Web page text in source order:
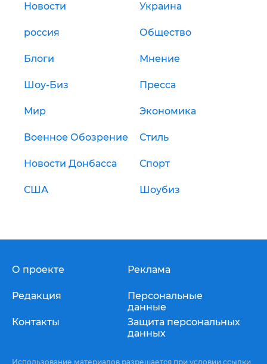
Новости Украина
россия Общество
Блоги Мнение
Шоу-Биз Пресса
Мир Экономика
Военное Обозрение Стиль
Новости Донбасса Спорт
США Шоубиз
О проекте
Редакция
Контакты
Реклама
Персональные
данные
Защита персональных
данных
Использование материалов разрешается при условии ссылки